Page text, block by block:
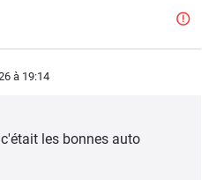
à 19:14
les bonnes auto